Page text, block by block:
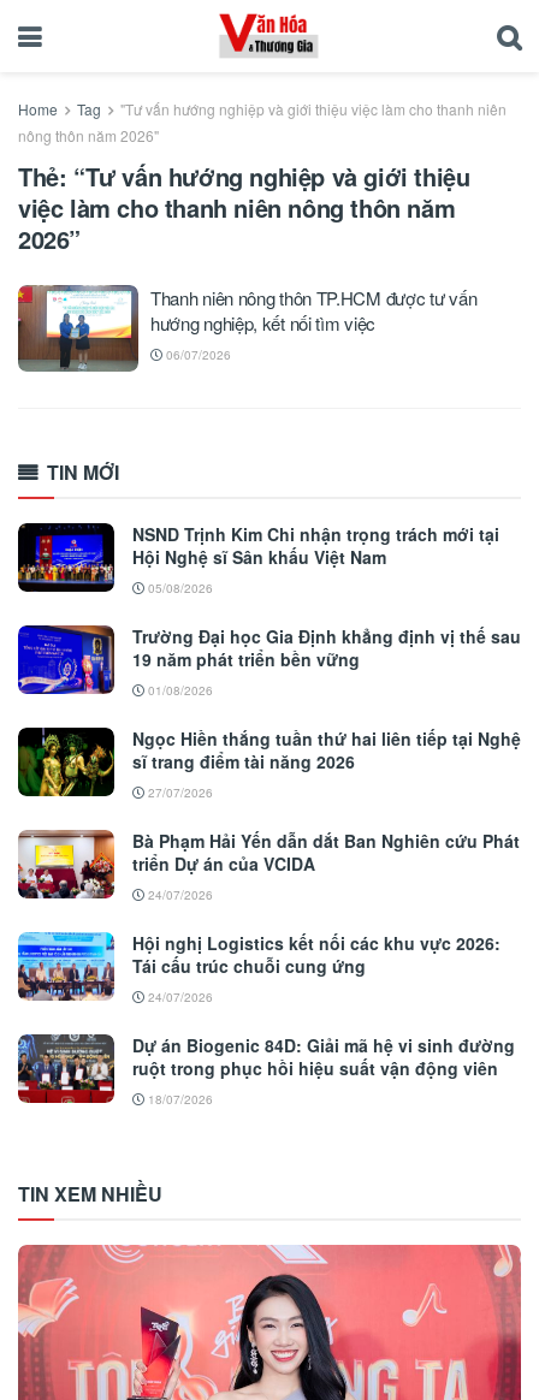
Home Tag
"Tư vấn hướng nghiệp và giới thiệu việc làm cho thanh niên
nông thôn năm 2026"
Thẻ: “Tư vấn hướng nghiệp và giới thiệu
việc làm cho thanh niên nông thôn năm
2026”
Thanh niên nông thôn TP.HCM được tư vấn
hướng nghiệp, kết nối tìm việc
06/07/2026
TIN MỚI
NSND Trịnh Kim Chi nhận trọng trách mới tại
Hội Nghệ sĩ Sân khấu Việt Nam
05/08/2026
Trường Đại học Gia Định khẳng định vị thế sau
19 năm phát triển bền vững
01/08/2026
Ngọc Hiền thắng tuần thứ hai liên tiếp tại Nghệ
sĩ trang điểm tài năng 2026
27/07/2026
Bà Phạm Hải Yến dẫn dắt Ban Nghiên cứu Phát
triển Dự án của VCIDA
24/07/2026
Hội nghị Logistics kết nối các khu vực 2026:
Tái cấu trúc chuỗi cung ứng
24/07/2026
Dự án Biogenic 84D: Giải mã hệ vi sinh đường
ruột trong phục hồi hiệu suất vận động viên
18/07/2026
TIN XEM NHIỀU